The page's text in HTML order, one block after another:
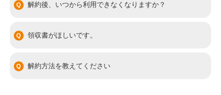
解約後、いつから利用できなくなりますか？
領収書がほしいです。
解約方法を教えてください